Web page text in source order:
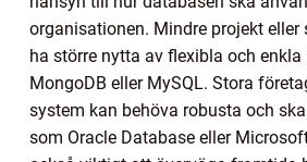
organisationen. Mindre projekt eller
ha större nytta av flexibla och
MongoDB eller MySQL. Stora
system kan behöva robusta och
som Oracle Database eller